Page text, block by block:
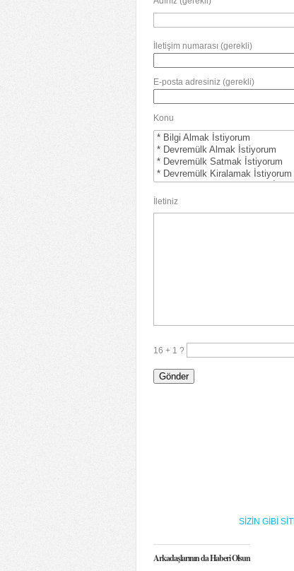
İletişim numarası (gerekli)
E-posta adresiniz (gerekli)
Konu
İletiniz
16 + 1 ?
SİZİN GİBİ
Arkadaşlarının da Haberi Olsun